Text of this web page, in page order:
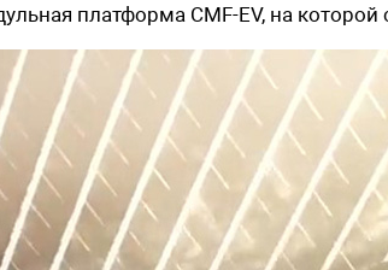
платформа CMF-EV, на которой